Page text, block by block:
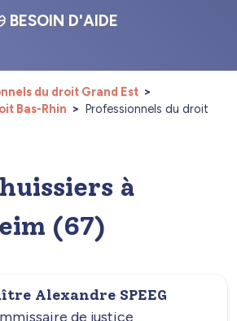
BESOIN D'AIDE
du droit Grand Est
Bas-Rhin
Professionnels du droit
à
(67)
Alexandre SPEEG
de justice